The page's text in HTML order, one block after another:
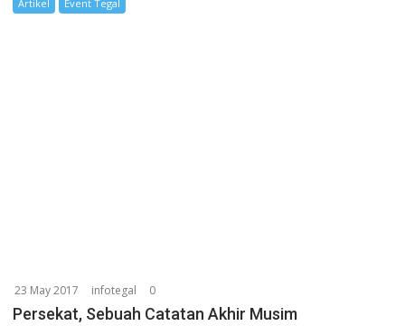
Artikel Event Tegal
23 May 2017 infotegal 0
Persekat, Sebuah Catatan Akhir Musim